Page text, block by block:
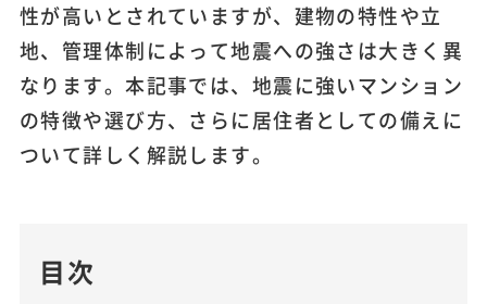
性が高いとされていますが、建物の特性や立
地、管理体制によって地震への強さは大きく異
なります。本記事では、地震に強いマンション
の特徴や選び方、さらに居住者としての備えに
ついて詳しく解説します。
目次